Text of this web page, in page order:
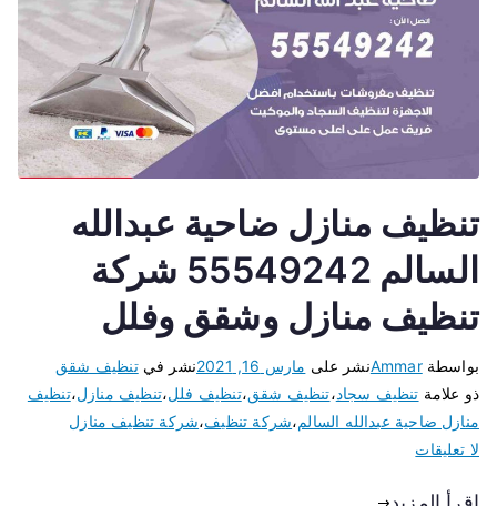
تنظيف منازل ضاحية عبدالله
السالم 55549242 شركة
تنظيف منازل وشقق وفلل
بواسطةAmmarنشر على مارس 16, 2021 نشر فيتنظيف شقق
ذو علامة تنظيف سجاد،تنظيف شقق،تنظيف فلل،تنظيف منازل،تنظيف
منازل ضاحية عبدالله السالم،شركة تنظيف،شركة تنظيف منازل
لا تعليقات